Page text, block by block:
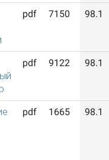
pdf 7150 98.1
pdf 9122 98.1
pdf 1665 98.1